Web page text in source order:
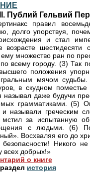
Публий Гельвий
правил
долго упорствуя,
и стал
возрасте
множество ран по
всему городу. (3) Так
положения
мячом
в скудном
называл даже будучи
грамматиками. (5)
и называли греческим
мстил за испытанную
с людьми. (6)
Восхваляя его до
Никого
всех добрых!»
о книге
история